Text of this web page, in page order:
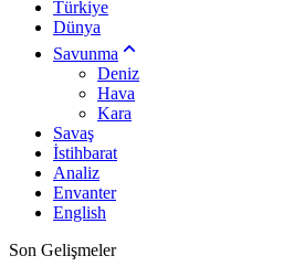
Türkiye
Dünya
Savunma
Deniz
Hava
Kara
Savaş
İstihbarat
Analiz
Envanter
English
Son Gelişmeler